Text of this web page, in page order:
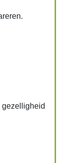
gezelligheid